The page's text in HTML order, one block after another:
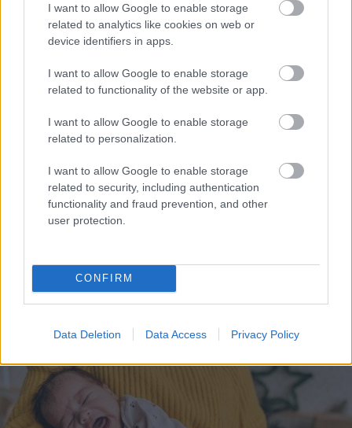
I want to allow Google to enable storage
related to analytics like cookies on web or
device identifiers in apps.
I want to allow Google to enable storage
related to functionality of the website or app.
I want to allow Google to enable storage
related to personalization.
I want to allow Google to enable storage
related to security, including authentication
functionality and fraud prevention, and other
user protection.
CONFIRM
Data Deletion Data Access Privacy Policy
Olainē kādā namā
sācies peļu iebrukums:
ap 40 grauzēju
glāze vai vienkārši ar
varu iedots maksas
trauks – pasākumu
dusmoties
receptes ar kabačiem –
salāti, ripiņas un
biezzupa